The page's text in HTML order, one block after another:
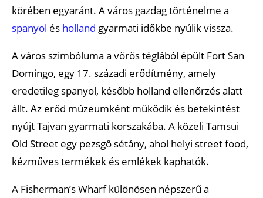
körében egyaránt. A város gazdag történelme a
spanyol és holland gyarmati időkbe nyúlik vissza.
A város szimbóluma a vörös téglából épült Fort San
Domingo, egy 17. századi erődítmény, amely
eredetileg spanyol, később holland ellenőrzés alatt
állt. Az erőd múzeumként működik és betekintést
nyújt Tajvan gyarmati korszakába. A közeli Tamsui
Old Street egy pezsgő sétány, ahol helyi street food,
kézműves termékek és emlékek kaphatók.
A Fisherman’s Wharf különösen népszerű a